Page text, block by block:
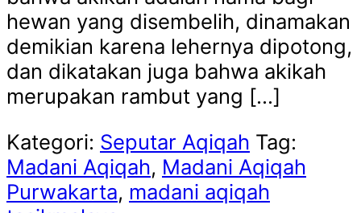
hewan yang disembelih, dinamakan
demikian karena lehernya dipotong,
dan dikatakan juga bahwa akikah
merupakan rambut yang […]
Kategori: Seputar Aqiqah Tag:
Madani Aqiqah, Madani Aqiqah
Purwakarta, madani aqiqah